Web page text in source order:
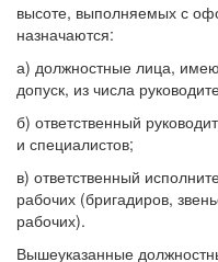
высоте, выполняемых с
назначаются:
а) должностные лица,
допуск, из числа
б) ответственный
и специалистов;
в) ответственный
рабочих (бригадиров,
рабочих).
Вышеуказанные